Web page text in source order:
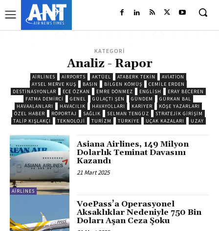
KATEGORİ
Analiz - Rapor
AIRLINES AIRPORTS AKTÜEL ATABERK TEKİN
AVIATION
AYSEL MERVE KUŞ
BASIN BILGEN KÖMÜŞ
CEMILE ERDEN
DESTINASYONLAR
ECE ÖZKAN EMRE DÖNMEZ ENGLISH
ERAY BECEREN
FATMA DEMIRCI
GENEL GÜLAÇTI ŞEN GÜNDEM
GÜRKAN BAL
HAVAALANLARI
HAVACILIK HAVAYOLLARI KARIYER
KÖŞE YAZARLARI
ÖZEL HABER
RÖPORTAJ SAĞLIK SELMAN TENGÜZ
STRATEJIK GIRIŞIM
TALIP KIŞLAKÇI
TEKNOLOJI TURIZM TÜRKIYE UÇAK KAZALARI UZAY
AIRLINES
Asiana Airlines, 149 Milyon
Dolarlık Teminat Davasını
Kazandı
21 Mart 2025
VoePass’a Operasyonel
Aksaklıklar Nedeniyle 750 Bin
Doları Aşan Ceza Şoku